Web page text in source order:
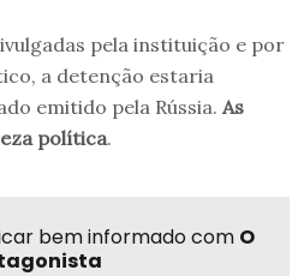
pela instituição e por
a detenção estaria
emitido pela Rússia. As
política.
bem informado com O